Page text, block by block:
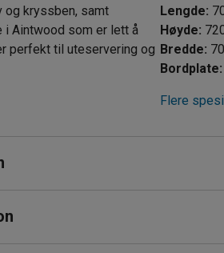
og kryssben, samt
i Aintwood som er lett å
perfekt til uteservering og
Lengde:
Høyde:
Bredde:
Bordplate:
Flere